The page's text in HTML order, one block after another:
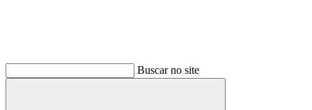
Buscar no site